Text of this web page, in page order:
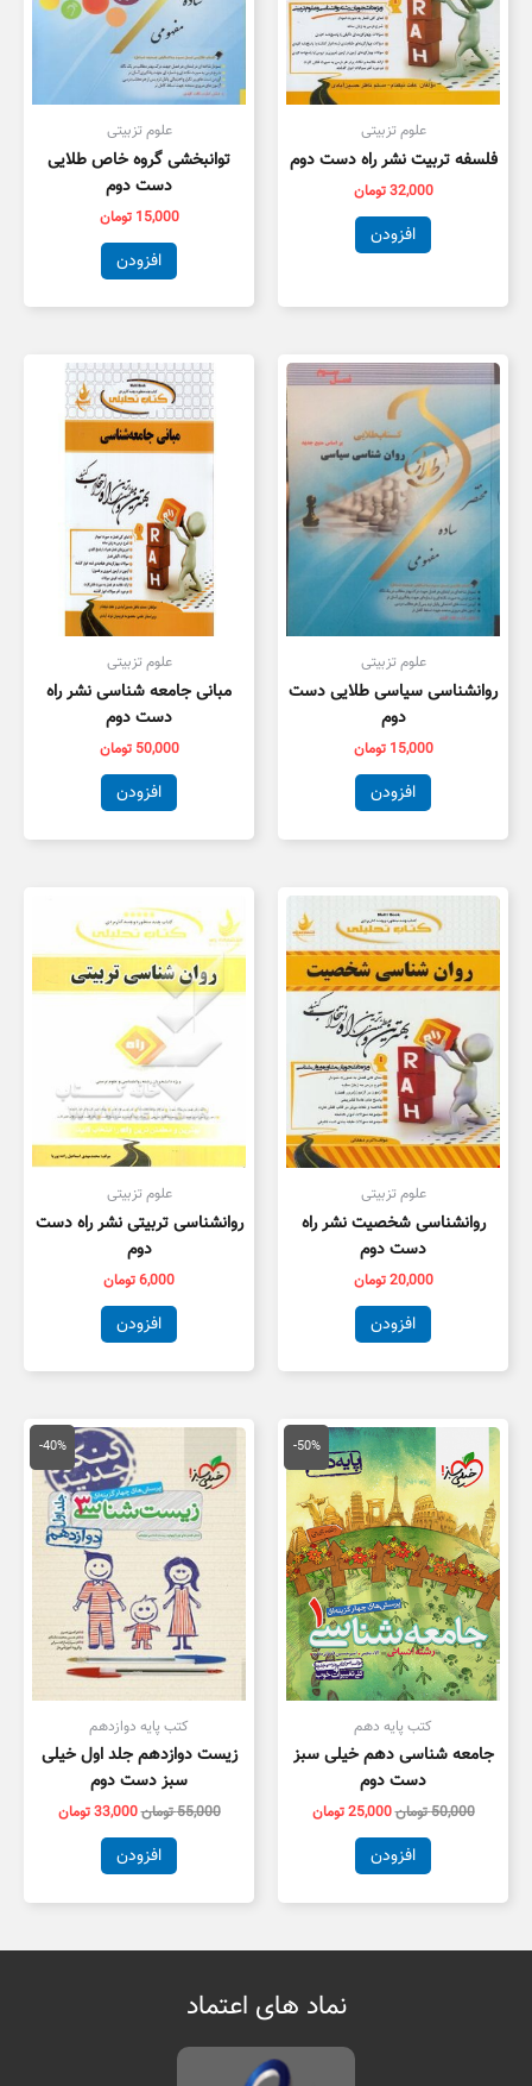
علوم تزبیتی
فلسفه تربیت نشر راه دست دوم
32,000تومان
افزودن
علوم تزبیتی
توانبخشی گروه خاص طلایی
دست دوم
15,000 تومان
افزودن
علوم تزبیتی
روانشناسی سیاسی طلایی دست
دوم
15,000 تومان
افزودن
علوم تزبیتی
مبانی جامعه شناسی نشر راه
دست دوم
50,000 تومان
افزودن
علوم تزبیتی
روانشناسی شخصیت نشر راه
دست دوم
20,000تومان
افزودن
علوم تزبیتی
روانشناسی تربیتی نشر راه دست
دوم
6,000تومان
افزودن
-50%
کتب پایه دهم
جامعه شناسی دهم خیلی سبز
دست دوم
50,000تومان
قیمت
اصلی
50,000 تومان
بود.
25,000تومان
قیمت
فعلی
است.
افزودن
-40%
کتب پایه دوازدهم
زیست دوازدهم جلد اول خیلی
سبز دست دوم
55,000تومان
قیمت
اصلی
55,000 تومان
بود.
33,000تومان
قیمت
فعلی
است.
افزودن
نماد های اعتماد